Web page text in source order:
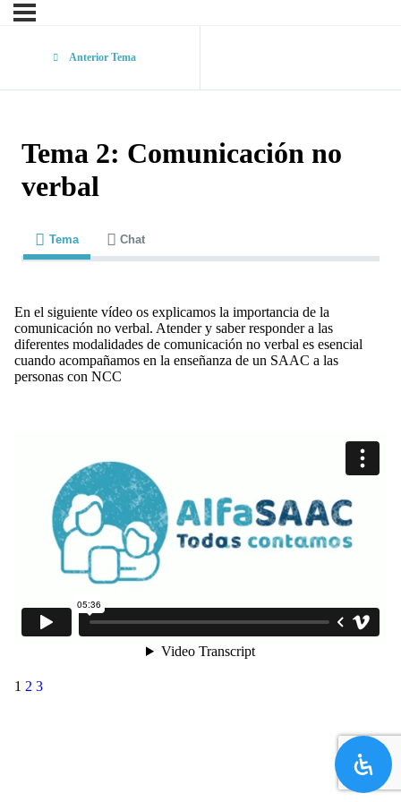
Anterior Tema
Tema 2: Comunicación no
verbal
Tema Chat
En el siguiente vídeo os explicamos la importancia de la
comunicación no verbal. Atender y saber responder a las
diferentes modalidades de comunicación no verbal es esencial
cuando acompañamos en la enseñanza de un SAAC a las
personas con NCC
1 2 3